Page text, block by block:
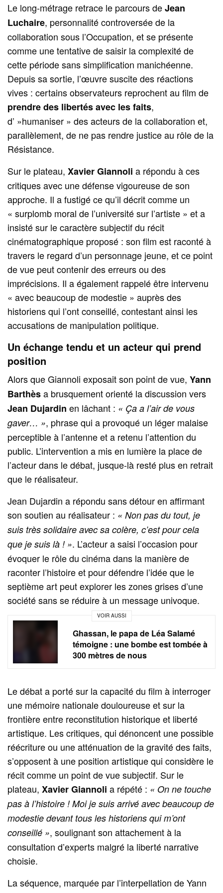
Le long-métrage retrace le parcours deJean
Luchaire, personnalité controversée de la
collaboration sous l’Occupation, et se présente
comme une tentative de saisir la complexité de
cette période sans simplification manichéenne.
Depuis sa sortie, l’œuvre suscite des réactions
vives : certains observateurs reprochent au film de
prendre des libertés avec les faits,
d’ »humaniser » des acteurs de la collaboration et,
parallèlement, de ne pas rendre justice au rôle de la
Résistance.
Sur le plateau,Xavier Giannoli a répondu à ces
critiques avec une défense vigoureuse de son
approche. Il a fustigé ce qu’il décrit comme un
« surplomb moral de l’université sur l’artiste » et a
insisté sur le caractère subjectif du récit
cinématographique proposé : son film est raconté à
travers le regard d’un personnage jeune, et ce point
de vue peut contenir des erreurs ou des
imprécisions. Il a également rappelé être intervenu
« avec beaucoup de modestie » auprès des
historiens qui l’ont conseillé, contestant ainsi les
accusations de manipulation politique.
Un échange tendu et un acteur qui prend
position
Alors que Giannoli exposait son point de vue,Yann
Barthèsa brusquement orienté la discussion vers
Jean Dujardin en lâchant : « Ça a l’air de vous
gaver… », phrase qui a provoqué un léger malaise
perceptible à l’antenne et a retenu l’attention du
public. L’intervention a mis en lumière la place de
l’acteur dans le débat, jusque-là resté plus en retrait
que le réalisateur.
Jean Dujardin a répondu sans détour en affirmant
son soutien au réalisateur : « Non pas du tout, je
suis très solidaire avec sa colère, c’est pour cela
que je suis là ! ». L’acteur a saisi l’occasion pour
évoquer le rôle du cinéma dans la manière de
raconter l’histoire et pour défendre l’idée que le
septième art peut explorer les zones grises d’une
société sans se réduire à un message univoque.
VOIR AUSSI
Ghassan, le papa de Léa Salamé
témoigne : une bombe est tombée à
300 mètres de nous
Le débat a porté sur la capacité du film à interroger
une mémoire nationale douloureuse et sur la
frontière entre reconstitution historique et liberté
artistique. Les critiques, qui dénoncent une possible
réécriture ou une atténuation de la gravité des faits,
s’opposent à une position artistique qui considère le
récit comme un point de vue subjectif. Sur le
plateau,Xavier Giannoli a répété : « On ne touche
pas à l’histoire ! Moi je suis arrivé avec beaucoup de
modestie devant tous les historiens qui m’ont
conseillé », soulignant son attachement à la
consultation d’experts malgré la liberté narrative
choisie.
La séquence, marquée par l’interpellation de Yann